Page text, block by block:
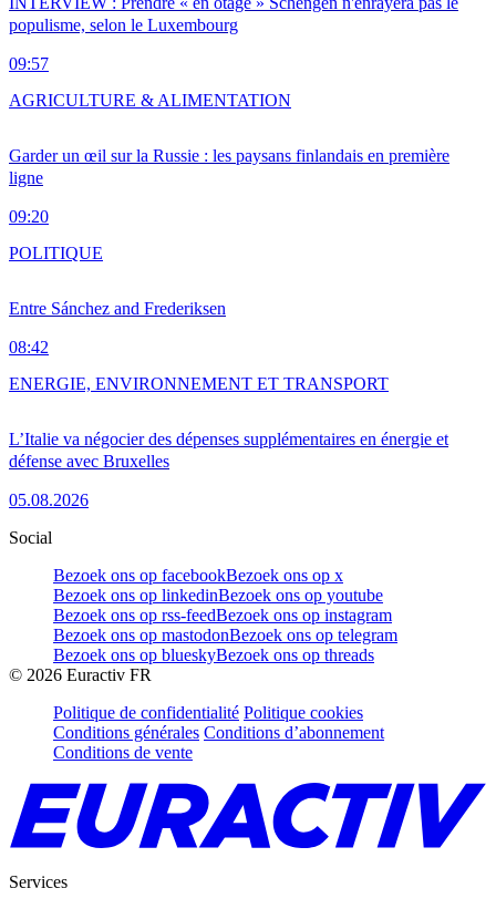
populisme, selon le Luxembourg
09:57
Garder un œil sur la Russie : les paysans finlandais en première
ligne
09:20
AGRICULTURE & ALIMENTATION
Entre Sánchez and Frederiksen
08:42
POLITIQUE
L’Italie va négocier des dépenses supplémentaires en énergie et
défense avec Bruxelles
05.08.2026
ENERGIE, ENVIRONNEMENT ET TRANSPORT
Social
Bezoek ons op facebookBezoek ons op x
Bezoek ons op linkedinBezoek ons op youtube
Bezoek ons op rss-feedBezoek ons op instagram
Bezoek ons op mastodonBezoek ons op telegram
Bezoek ons op blueskyBezoek ons op threads
© 2026 Euractiv FR
Politique de confidentialité Politique cookies
Conditions générales Conditions d’abonnement
Conditions de vente
Services